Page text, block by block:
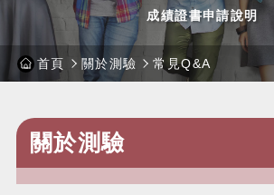
成績證書申請說明
首頁 關於測驗 常見Q&A
關於測驗